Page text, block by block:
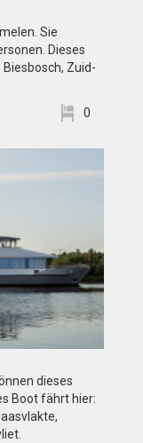
Sie
Dieses
Zuid-
0
Z8
dieses
Boot fährt hier: